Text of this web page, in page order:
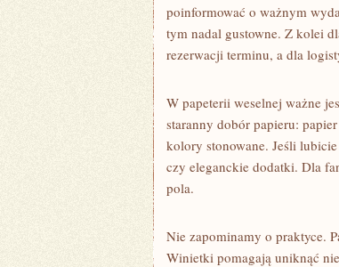
poinformować o ważnym
tym nadal gustowne. Z kolei
rezerwacji terminu, a dla
W papeterii weselnej ważne
staranny dobór papieru:
kolory stonowane. Jeśli
czy eleganckie dodatki. Dla
pola.
Nie zapominamy o praktyce.
Winietki pomagają uniknąć